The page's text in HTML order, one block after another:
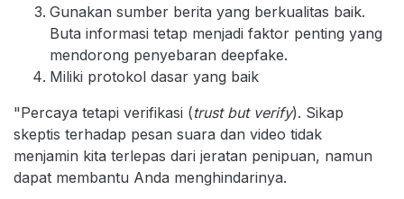
Gunakan sumber berita yang berkualitas baik.
Buta informasi tetap menjadi faktor penting yang
mendorong penyebaran deepfake.
Miliki protokol dasar yang baik
"Percaya tetapi verifikasi (trust but verify). Sikap
skeptis terhadap pesan suara dan video tidak
menjamin kita terlepas dari jeratan penipuan, namun
dapat membantu Anda menghindarinya.